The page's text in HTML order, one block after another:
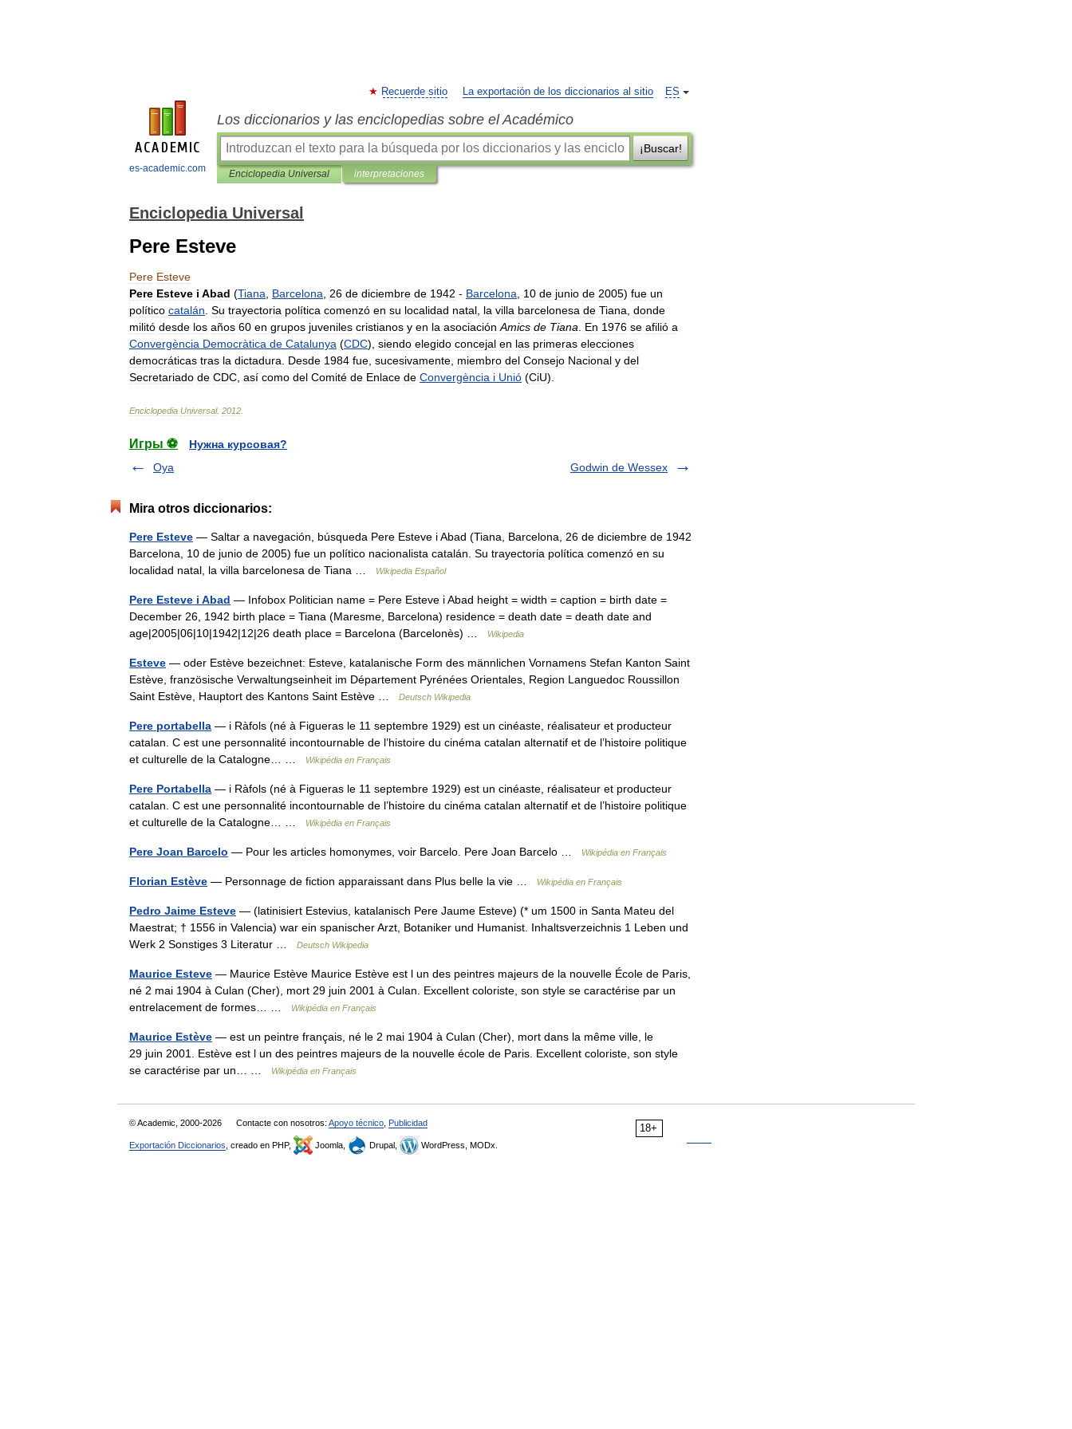
es-academic.com
ES
Recuerde sitio La exportación de los diccionarios al sitio
Los diccionarios y las enciclopedias sobre el Académico
¡Buscar!
Enciclopedia Universal interpretaciones
Enciclopedia Universal
Pere Esteve
Pere Esteve
Pere Esteve i Abad (Tiana Barcelona 26 de diciembre de 1942 - Barcelona 10 de junio de 2005) fue un
político catalán Su trayectoria política comenzó en su localidad natal la villa barcelonesa de Tiana donde
militó desde los años 60 en grupos juveniles cristianos y en la asociación Amics de Tiana En 1976 se afilió a
Convergència Democràtica de Catalunya (CDC), siendo elegido concejal en las primeras elecciones
democráticas tras la dictadura Desde 1984 fue sucesivamente miembro del Consejo Nacional y del
Secretariado de CDC así como del Comité de Enlace de Convergència i Unió (CiU).
Enciclopedia Universal. 2012
Игры ⚽
Нужна курсовая?
Oya
Godwin de Wessex
Mira otros diccionarios:
Pere Esteve — Saltar a navegación, búsqueda Pere Esteve i Abad (Tiana, Barcelona, 26 de diciembre de 1942
Barcelona, 10 de junio de 2005) fue un político nacionalista catalán. Su trayectoria política comenzó en su
localidad natal, la villa barcelonesa de Tiana …
Wikipedia Español
Pere Esteve i Abad — Infobox Politician name = Pere Esteve i Abad height = width = caption = birth date =
December 26, 1942 birth place = Tiana (Maresme, Barcelona) residence = death date = death date and
age|2005|06|10|1942|12|26 death place = Barcelona (Barcelonès) …
Wikipedia
Esteve — oder Estève bezeichnet: Esteve, katalanische Form des männlichen Vornamens Stefan Kanton Saint
Estève, französische Verwaltungseinheit im Département Pyrénées Orientales, Region Languedoc Roussillon
Saint Estève, Hauptort des Kantons Saint Estève …
Deutsch Wikipedia
Pere portabella — i Ràfols (né à Figueras le 11 septembre 1929) est un cinéaste, réalisateur et producteur
catalan. C est une personnalité incontournable de l’histoire du cinéma catalan alternatif et de l’histoire politique
et culturelle de la Catalogne… …
Wikipédia en Français
Pere Portabella — i Ràfols (né à Figueras le 11 septembre 1929) est un cinéaste, réalisateur et producteur
catalan. C est une personnalité incontournable de l’histoire du cinéma catalan alternatif et de l’histoire politique
et culturelle de la Catalogne… …
Wikipédia en Français
Pere Joan Barcelo — Pour les articles homonymes, voir Barcelo. Pere Joan Barcelo … Wikipédia en Français
Florian Estève — Personnage de fiction apparaissant dans Plus belle la vie … Wikipédia en Français
Pedro Jaime Esteve — (latinisiert Estevius, katalanisch Pere Jaume Esteve) (* um 1500 in Santa Mateu del
Maestrat; † 1556 in Valencia) war ein spanischer Arzt, Botaniker und Humanist. Inhaltsverzeichnis 1 Leben und
Werk 2 Sonstiges 3 Literatur …
Deutsch Wikipedia
Maurice Esteve — Maurice Estève Maurice Estève est l un des peintres majeurs de la nouvelle École de Paris,
né 2 mai 1904 à Culan (Cher), mort 29 juin 2001 à Culan. Excellent coloriste, son style se caractérise par un
entrelacement de formes… …
Wikipédia en Français
Maurice Estève — est un peintre français, né le 2 mai 1904 à Culan (Cher), mort dans la même ville, le
29 juin 2001. Estève est l un des peintres majeurs de la nouvelle école de Paris. Excellent coloriste, son style
se caractérise par un… …
Wikipédia en Français
18+
© Academic, 2000-2026 Contacte con nosotros: Apoyo técnico Publicidad
Exportación Diccionarios , creado en PHP, Joomla, Drupal, WordPress, MODx.